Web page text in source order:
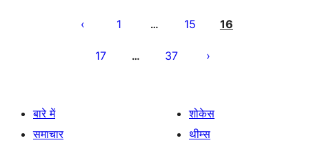
पेजिनेशन
1 … 15 16
17 … 37
बारे में
समाचार
शोकेस
थीम्स